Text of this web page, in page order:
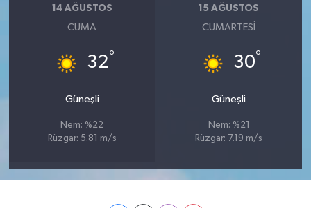
14 AĞUSTOS
CUMA
32°
Güneşli
Nem: %22
Rüzgar: 5.81 m/s
15 AĞUSTOS
CUMARTESI
30°
Güneşli
Nem: %21
Rüzgar: 7.19 m/s